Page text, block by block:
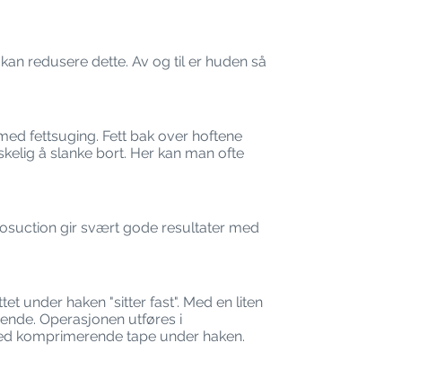
redusere dette. Av og til er huden så
fettsuging. Fett bak over hoftene
å slanke bort. Her kan man ofte
gir svært gode resultater med
under haken "sitter fast". Med en liten
Operasjonen utføres i
komprimerende tape under haken.